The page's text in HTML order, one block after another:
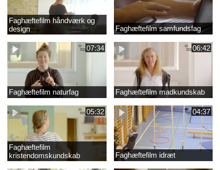
Faghæftefilm håndværk og
design
Faghæftefilm samfundsfag
07:34
Faghæftefilm naturfag
06:42
Faghæftefilm madkundskab
05:32
Faghæftefilm
kristendomskundskab
04:37
Faghæftefilm idræt